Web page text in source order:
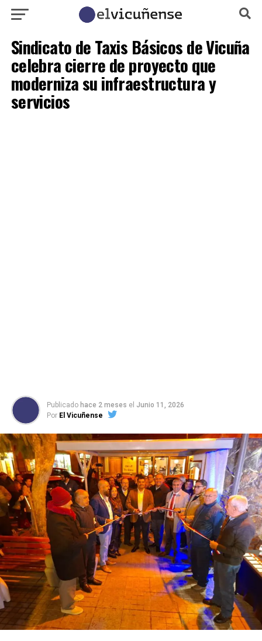
Sindicato de Taxis Básicos de Vicuña
celebra cierre de proyecto que
moderniza su infraestructura y
servicios
Publicado hace 2 meses el Junio 11, 2026
Por El Vicuñense